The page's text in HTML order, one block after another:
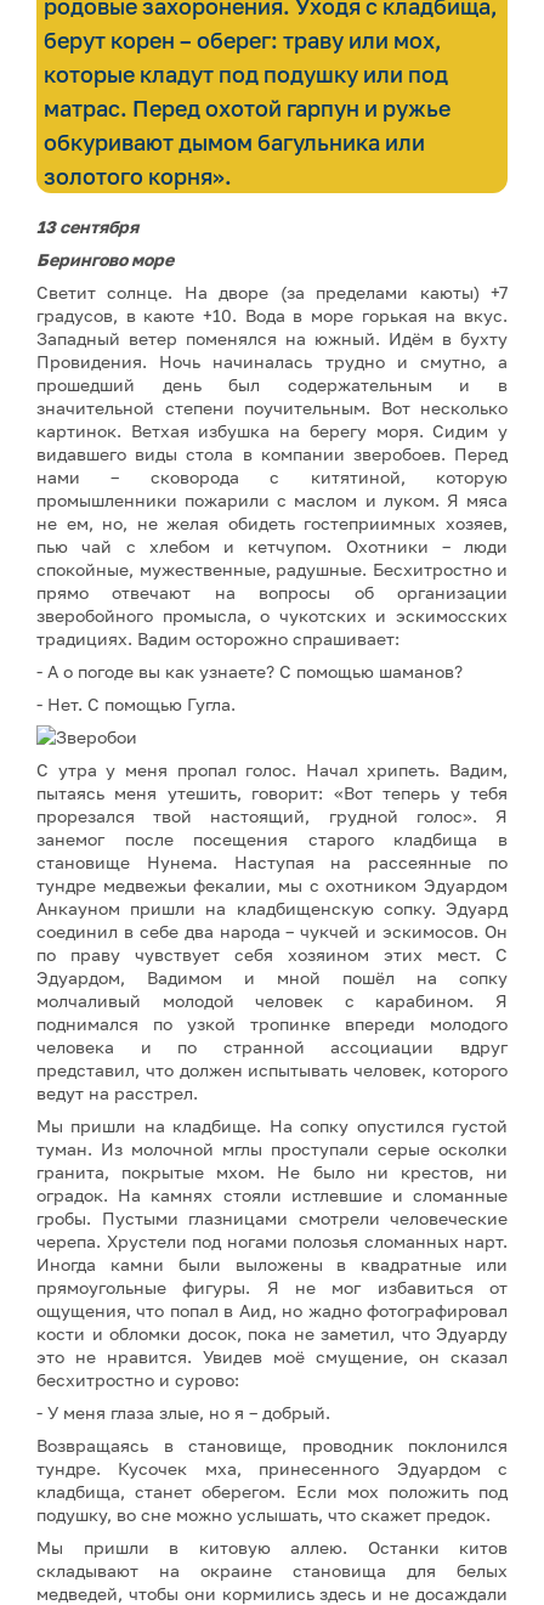
родовые захоронения. Уходя с кладбища,
берут корен – оберег: траву или мох,
которые кладут под подушку или под
матрас. Перед охотой гарпун и ружье
обкуривают дымом багульника или
золотого корня».
13 сентября
Берингово море
Светит солнце. На дворе (за пределами каюты) +7
градусов, в каюте +10. Вода в море горькая на вкус.
Западный ветер поменялся на южный. Идём в бухту
Провидения. Ночь начиналась трудно и смутно, а
прошедший день был содержательным и в
значительной степени поучительным. Вот несколько
картинок. Ветхая избушка на берегу моря. Сидим у
видавшего виды стола в компании зверобоев. Перед
нами – сковорода с китятиной, которую
промышленники пожарили с маслом и луком. Я мяса
не ем, но, не желая обидеть гостеприимных хозяев,
пью чай с хлебом и кетчупом. Охотники – люди
спокойные, мужественные, радушные. Бесхитростно и
прямо отвечают на вопросы об организации
зверобойного промысла, о чукотских и эскимосских
традициях. Вадим осторожно спрашивает:
- А о погоде вы как узнаете? С помощью шаманов?
- Нет. С помощью Гугла.
С утра у меня пропал голос. Начал хрипеть. Вадим,
пытаясь меня утешить, говорит: «Вот теперь у тебя
прорезался твой настоящий, грудной голос». Я
занемог после посещения старого кладбища в
становище Нунема. Наступая на рассеянные по
тундре медвежьи фекалии, мы с охотником Эдуардом
Анкауном пришли на кладбищенскую сопку. Эдуард
соединил в себе два народа – чукчей и эскимосов. Он
по праву чувствует себя хозяином этих мест. С
Эдуардом, Вадимом и мной пошёл на сопку
молчаливый молодой человек с карабином. Я
поднимался по узкой тропинке впереди молодого
человека и по странной ассоциации вдруг
представил, что должен испытывать человек, которого
ведут на расстрел.
Мы пришли на кладбище. На сопку опустился густой
туман. Из молочной мглы проступали серые осколки
гранита, покрытые мхом. Не было ни крестов, ни
оградок. На камнях стояли истлевшие и сломанные
гробы. Пустыми глазницами смотрели человеческие
черепа. Хрустели под ногами полозья сломанных нарт.
Иногда камни были выложены в квадратные или
прямоугольные фигуры. Я не мог избавиться от
ощущения, что попал в Аид, но жадно фотографировал
кости и обломки досок, пока не заметил, что Эдуарду
это не нравится. Увидев моё смущение, он сказал
бесхитростно и сурово:
- У меня глаза злые, но я – добрый.
Возвращаясь в становище, проводник поклонился
тундре. Кусочек мха, принесенного Эдуардом с
кладбища, станет оберегом. Если мох положить под
подушку, во сне можно услышать, что скажет предок.
Мы пришли в китовую аллею. Останки китов
складывают на окраине становища для белых
медведей, чтобы они кормились здесь и не досаждали